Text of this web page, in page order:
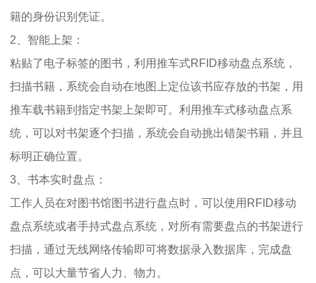
籍的身份识别凭证。
2、智能上架：
粘贴了电子标签的图书，利用推车式RFID移动盘点系统，
扫描书籍，系统会自动在地图上定位该书应存放的书架，用
推车载书籍到指定书架上架即可。利用推车式移动盘点系
统，可以对书架逐个扫描，系统会自动挑出错架书籍，并且
标明正确位置。
3、书本实时盘点：
工作人员在对图书馆图书进行盘点时，可以使用RFID移动
盘点系统或者手持式盘点系统，对所有需要盘点的书架进行
扫描，通过无线网络传输即可将数据录入数据库，完成盘
点，可以大量节省人力、物力。